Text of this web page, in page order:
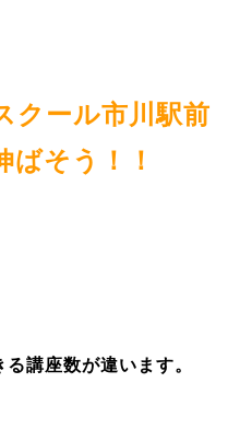
クール市川駅前
ばそう！！
講座数が違います。